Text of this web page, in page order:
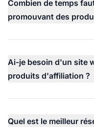
Combien de temps
promouvant des
Ai-je besoin d'un site
produits d'affiliation ?
Quel est le meilleur